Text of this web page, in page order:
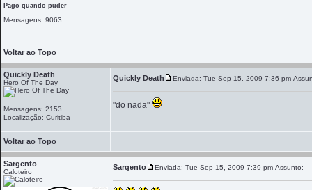
Pago quando puder
Mensagens: 9063
Voltar ao Topo
Quickly Death
Hero Of The Day
Mensagens: 2153
Localização: Curitiba
Quickly Death Enviada: Tue Sep 15, 2009 7:36 pm
"do nada"
Voltar ao Topo
Sargento
Caloteiro
Sargento Enviada: Tue Sep 15, 2009 7:39 pm Assunto: